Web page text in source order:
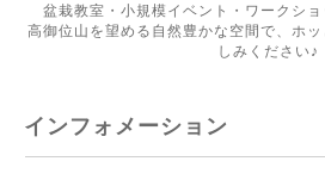
盆栽教室・小規模イベント・ワークショ
高御位山を望める自然豊かな空間で、ホ
しみください♪
インフォメーション